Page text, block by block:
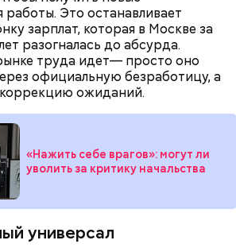
работы. Это останавливает
зарплат, которая в Москве за
разогналась до абсурда.
труда идет— просто оно
официальную безработицу, а
ожиданий.
«Нажить себе врагов»: могут ли
уволить за критику начальства
универсал
с баклажанами